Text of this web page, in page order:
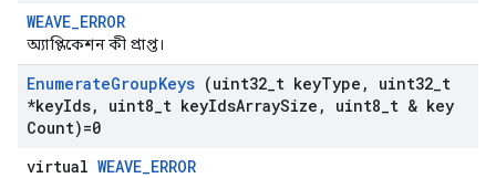
WEAVE_ERROR
অ্যাপ্লিকেশন কী প্রাপ্ত।
EnumerateGroupKeys (uint32 t keyType , uint32 t
*keyIds, uint8 t keyIdsArraySize , uint8 t & key
Count)=0
virtual WEAVE_ERROR